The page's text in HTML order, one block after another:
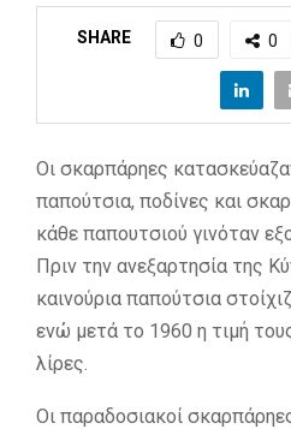
SHARE 0 0
Οι σκαρπάρηες
παπούτσια, ποδίνες και
κάθε παπουτσιού γινόταν
Πριν την ανεξαρτησία της
καινούρια παπούτσια
ενώ μετά το 1960 η τιμή
λίρες.
Οι παραδοσιακοί